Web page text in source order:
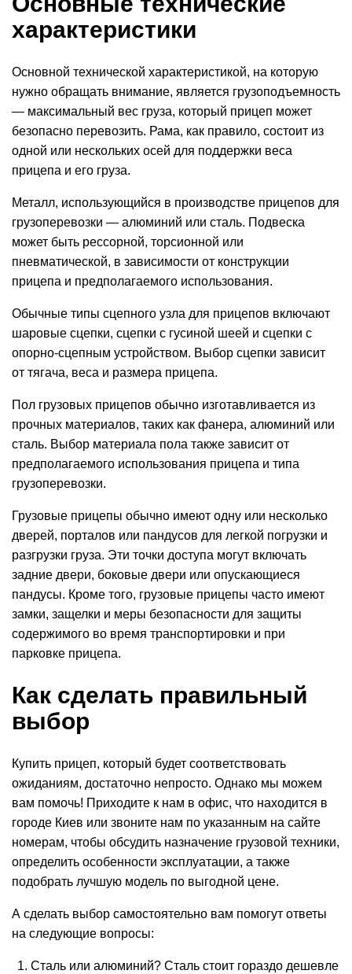
характеристики
Основной технической характеристикой, на которую
нужно обращать внимание, является грузоподъемность
— максимальный вес груза, который прицеп может
безопасно перевозить. Рама, как правило, состоит из
одной или нескольких осей для поддержки веса
прицепа и его груза.
Металл, использующийся в производстве прицепов для
грузоперевозки — алюминий или сталь. Подвеска
может быть рессорной, торсионной или
пневматической, в зависимости от конструкции
прицепа и предполагаемого использования.
Обычные типы сцепного узла для прицепов включают
шаровые сцепки, сцепки с гусиной шеей и сцепки с
опорно-сцепным устройством. Выбор сцепки зависит
от тягача, веса и размера прицепа.
Пол грузовых прицепов обычно изготавливается из
прочных материалов, таких как фанера, алюминий или
сталь. Выбор материала пола также зависит от
предполагаемого использования прицепа и типа
грузоперевозки.
Грузовые прицепы обычно имеют одну или несколько
дверей, порталов или пандусов для легкой погрузки и
разгрузки груза. Эти точки доступа могут включать
задние двери, боковые двери или опускающиеся
пандусы. Кроме того, грузовые прицепы часто имеют
замки, защелки и меры безопасности для защиты
содержимого во время транспортировки и при
парковке прицепа.
Как сделать правильный
выбор
Купить прицеп, который будет соответствовать
ожиданиям, достаточно непросто. Однако мы можем
вам помочь! Приходите к нам в офис, что находится в
городе Киев или звоните нам по указанным на сайте
номерам, чтобы обсудить назначение грузовой техники,
определить особенности эксплуатации, а также
подобрать лучшую модель по выгодной цене.
А сделать выбор самостоятельно вам помогут ответы
на следующие вопросы:
Сталь или алюминий? Сталь стоит гораздо дешевле